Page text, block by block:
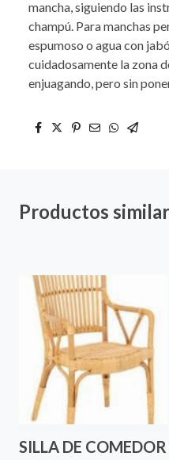
mancha, siguiendo las
champú. Para manchas
espumoso o agua con
cuidadosamente la zona
enjuagando, pero sin
Productos
SILLA DE COMEDOR